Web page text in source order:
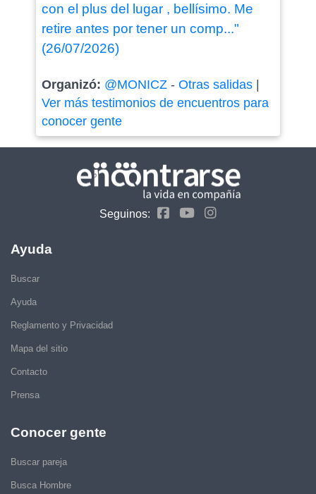
con el plus del lugar , bellísimo. Me
retire antes por tener un comp..."
(26/07/2026)
Organizó: @MONICZ- Otras salidas|
Ver más testimonios de encuentros para
conocer gente
Seguinos:
Ayuda
Buscar
Ayuda
Reglamento y Privacidad
Mapa del sitio
Contacto
Prensa
Conocer gente
Buscar pareja
Busca Hombre